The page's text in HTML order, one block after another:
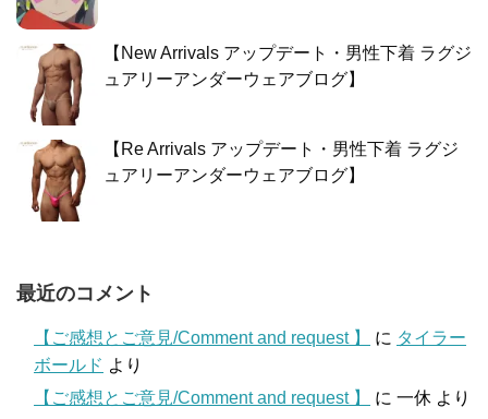
【New Arrivals アップデート・男性下着 ラグジ
ュアリーアンダーウェアブログ】
【Re Arrivals アップデート・男性下着 ラグジ
ュアリーアンダーウェアブログ】
最近のコメント
【ご感想とご意見/Comment and request 】 に タイラー
ボールド より
【ご感想とご意見/Comment and request 】
に 一休 より